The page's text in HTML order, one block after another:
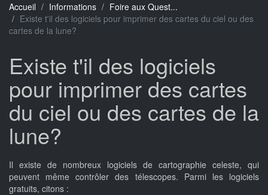
Accueil Informations
Foire aux Quest...
Existe t'il des logiciels pour imprimer des cartes du ciel ou des
cartes de la lune?
Existe t'il des logiciels
pour imprimer des cartes
du ciel ou des cartes de la
lune?
Il existe de nombreux logiciels de cartographie celeste, qui
peuvent même contrôler des télescopes. Parmi les logiciels
gratuits, citons :